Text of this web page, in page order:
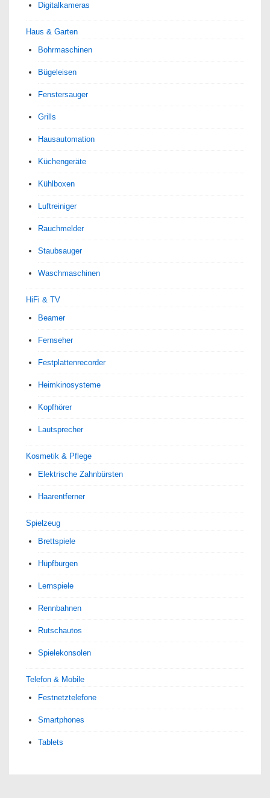
Digitalkameras
Haus & Garten
Bohrmaschinen
Bügeleisen
Fenstersauger
Grills
Hausautomation
Küchengeräte
Kühlboxen
Luftreiniger
Rauchmelder
Staubsauger
Waschmaschinen
HiFi & TV
Beamer
Fernseher
Festplattenrecorder
Heimkinosysteme
Kopfhörer
Lautsprecher
Kosmetik & Pflege
Elektrische Zahnbürsten
Haarentferner
Spielzeug
Brettspiele
Hüpfburgen
Lernspiele
Rennbahnen
Rutschautos
Spielekonsolen
Telefon & Mobile
Festnetztelefone
Smartphones
Tablets